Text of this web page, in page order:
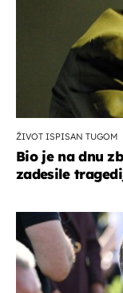
ŽIVOT ISPISAN TUGOM
Bio je na dnu
zadesile